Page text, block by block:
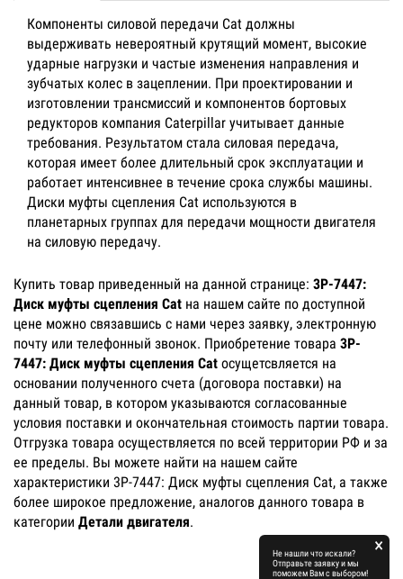
Компоненты силовой передачи Cat должны
выдерживать невероятный крутящий момент, высокие
ударные нагрузки и частые изменения направления и
зубчатых колес в зацеплении. При проектировании и
изготовлении трансмиссий и компонентов бортовых
редукторов компания Caterpillar учитывает данные
требования. Результатом стала силовая передача,
которая имеет более длительный срок эксплуатации и
работает интенсивнее в течение срока службы машины.
Диски муфты сцепления Cat используются в
планетарных группах для передачи мощности двигателя
на силовую передачу.
Купить товар приведенный на данной странице: 3P-7447:
Диск муфты сцепления Cat на нашем сайте по доступной
цене можно связавшись с нами через заявку, электронную
почту или телефонный звонок. Приобретение товара 3P-
7447: Диск муфты сцепления Cat осущетсвляется на
основании полученного счета (договора поставки) на
данный товар, в котором указываются согласованные
условия поставки и окончательная стоимость партии товара.
Отгрузка товара осуществляется по всей территории РФ и за
ее пределы. Вы можете найти на нашем сайте
характеристики 3P-7447: Диск муфты сцепления Cat, а также
более широкое предложение, аналогов данного товара в
категории Детали двигателя.
Не нашли что искали?
Отправьте заявку и мы
поможем Вам с выбором!
×